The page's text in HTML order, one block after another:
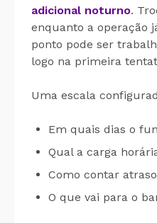
adicional noturno.
enquanto a operação
ponto pode ser
logo na primeira
Uma escala
Em quais dias o
Qual a carga
Como contar
O que vai para o